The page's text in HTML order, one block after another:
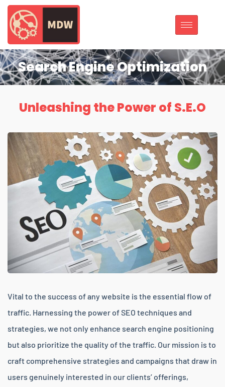
Search Engine Optimization
Unleashing the Power of S.E.O
Vital to the success of any website is the essential flow of
traffic. Harnessing the power of SEO techniques and
strategies, we not only enhance search engine positioning
but also prioritize the quality of the traffic. Our mission is to
craft comprehensive strategies and campaigns that draw in
users genuinely interested in our clients’ offerings,